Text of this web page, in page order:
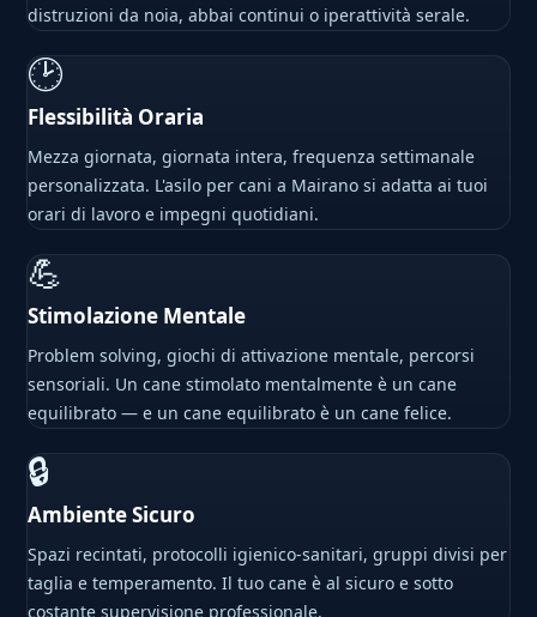
distruzioni da noia, abbai continui o iperattività serale.
🕑
Flessibilità Oraria
Mezza giornata, giornata intera, frequenza settimanale
personalizzata. L'asilo per cani a Mairano si adatta ai tuoi
orari di lavoro e impegni quotidiani.
💪
Stimolazione Mentale
Problem solving, giochi di attivazione mentale, percorsi
sensoriali. Un cane stimolato mentalmente è un cane
equilibrato — e un cane equilibrato è un cane felice.
🔒
Ambiente Sicuro
Spazi recintati, protocolli igienico-sanitari, gruppi divisi per
taglia e temperamento. Il tuo cane è al sicuro e sotto
costante supervisione professionale.